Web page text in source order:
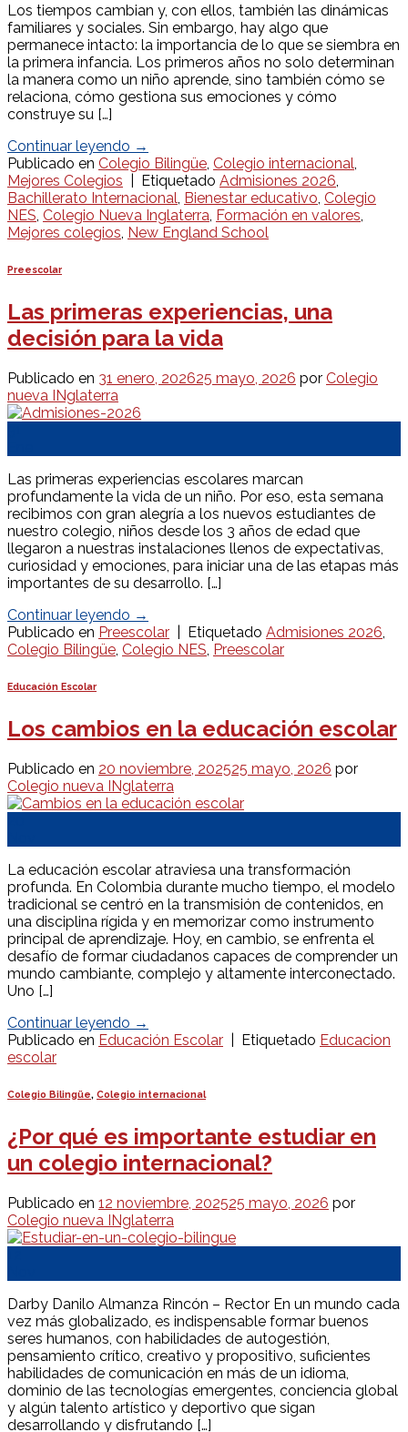
Los tiempos cambian y, con ellos, también las dinámicas
familiares y sociales. Sin embargo, hay algo que
permanece intacto: la importancia de lo que se siembra en
la primera infancia. Los primeros años no solo determinan
la manera como un niño aprende, sino también cómo se
relaciona, cómo gestiona sus emociones y cómo
construye su […]
Continuar leyendo →
Publicado en Colegio Bilingüe, Colegio internacional,
Mejores Colegios
Etiquetado Admisiones 2026,
Bachillerato Internacional, Bienestar educativo, Colegio
NES, Colegio Nueva Inglaterra, Formación en valores,
Mejores colegios, New England School
Preescolar
Las primeras experiencias, una
decisión para la vida
Publicado en 31 enero, 202625 mayo, 2026 por Colegio
nueva INglaterra
Las primeras experiencias escolares marcan
profundamente la vida de un niño. Por eso, esta semana
recibimos con gran alegría a los nuevos estudiantes de
nuestro colegio, niños desde los 3 años de edad que
llegaron a nuestras instalaciones llenos de expectativas,
curiosidad y emociones, para iniciar una de las etapas más
importantes de su desarrollo. […]
Continuar leyendo →
Publicado en Preescolar Etiquetado Admisiones 2026,
Colegio Bilingüe, Colegio NES, Preescolar
Educación Escolar
Los cambios en la educación escolar
Publicado en 20 noviembre, 202525 mayo, 2026 por
Colegio nueva INglaterra
La educación escolar atraviesa una transformación
profunda. En Colombia durante mucho tiempo, el modelo
tradicional se centró en la transmisión de contenidos, en
una disciplina rígida y en memorizar como instrumento
principal de aprendizaje. Hoy, en cambio, se enfrenta el
desafío de formar ciudadanos capaces de comprender un
mundo cambiante, complejo y altamente interconectado.
Uno […]
Continuar leyendo →
Publicado en Educación Escolar Etiquetado Educacion
escolar
Colegio Bilingüe, Colegio internacional
¿Por qué es importante estudiar en
un colegio internacional?
Publicado en 12 noviembre, 202525 mayo, 2026 por
Colegio nueva INglaterra
Darby Danilo Almanza Rincón – Rector En un mundo cada
vez más globalizado, es indispensable formar buenos
seres humanos, con habilidades de autogestión,
pensamiento crítico, creativo y propositivo, suficientes
habilidades de comunicación en más de un idioma,
dominio de las tecnologías emergentes, conciencia global
y algún talento artístico y deportivo que sigan
desarrollando y disfrutando […]